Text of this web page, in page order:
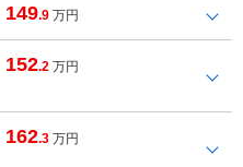
149.9 万円
152.2 万円
162.3 万円